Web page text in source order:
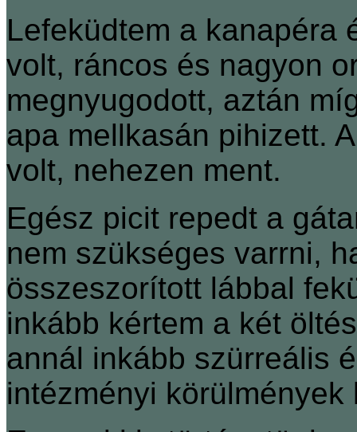
Lefeküdtem a kanapéra
volt, ráncos és nagyon
megnyugodott, aztán
apa mellkasán pihizett.
volt, nehezen ment.
Egész picit repedt a
nem szükséges varrni,
összeszorított lábbal
inkább kértem a két
annál inkább szürreális
intézményi körülmények